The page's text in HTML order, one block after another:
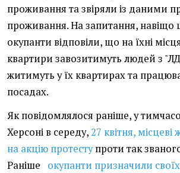
проживання та звіряли із даними
проживання. На запитання, навіщо
окупанти відповіли, що на їхні
квартири завозитимуть людей з
житимуть у їх квартирах та
посадах.
Як повідомлялося раніше, у
Херсоні в середу, 27 квітня,
на акцію протеступроти так
Раніше
окупанти призначили